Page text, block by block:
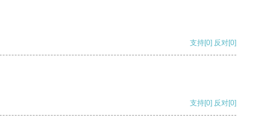
支持[0] 反对[0]
支持[0] 反对[0]